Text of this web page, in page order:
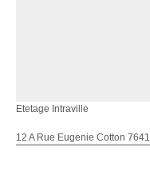
Etetage Intraville
12 A Rue Eugenie Cotton